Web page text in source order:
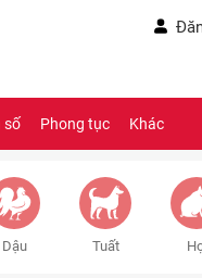
số Phong tục Khác
Dậu Tuất